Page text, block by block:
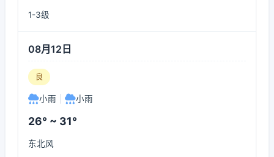
1-3级
08月12日
良
小雨 小雨
26° ~ 31°
东北风